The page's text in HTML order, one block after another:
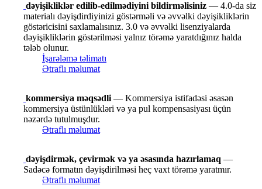
dəyişikliklər edilib-edilmədiyini bildirməlisiniz — 4.0-da siz
materialı dəyişdirdiyinizi göstərməli və əvvəlki dəyişikliklərin
göstəricisini saxlamalısınız. 3.0 və əvvəlki lisenziyalarda
dəyişikliklərin göstərilməsi yalnız törəmə yaratdığınız halda
tələb olunur.
İşarələmə təlimatı
Ətraflı məlumat
kommersiya məqsədli — Kommersiya istifadəsi əsasən
kommersiya üstünlükləri və ya pul kompensasiyası üçün
nəzərdə tutulmuşdur.
Ətraflı məlumat
dəyişdirmək, çevirmək və ya əsasında hazırlamaq —
Sadəcə formatın dəyişdirilməsi heç vaxt törəmə yaratmır.
Ətraflı məlumat